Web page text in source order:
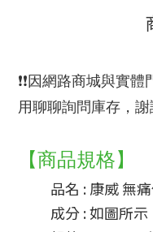
❗❗因網路商城與實
用聊聊詢問庫存，謝謝
【商品規格】
品名 : 康威 無
成分 : 如圖所示